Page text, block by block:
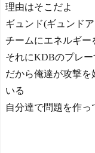
理由はそこだよ
ギュンド(ギュンド
チームにエネルギー
それにKDBのプレ
だから俺達が攻撃
いる
自分達で問題を作